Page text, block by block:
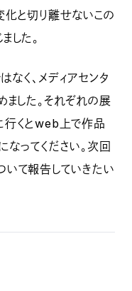
化と切り離せないこの
した。
なく、メディアセンタ
ました。それぞれの展
行くとweb上で作品
なってください。次回
いて報告していきたい